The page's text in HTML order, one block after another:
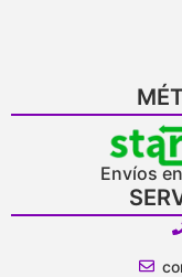
Envíos